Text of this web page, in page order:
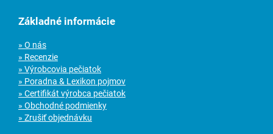
Základné informácie
» O nás
» Recenzie
» Výrobcovia pečiatok
» Poradna & Lexikon pojmov
» Certifikát výrobca pečiatok
» Obchodné podmienky
» Zrušiť objednávku